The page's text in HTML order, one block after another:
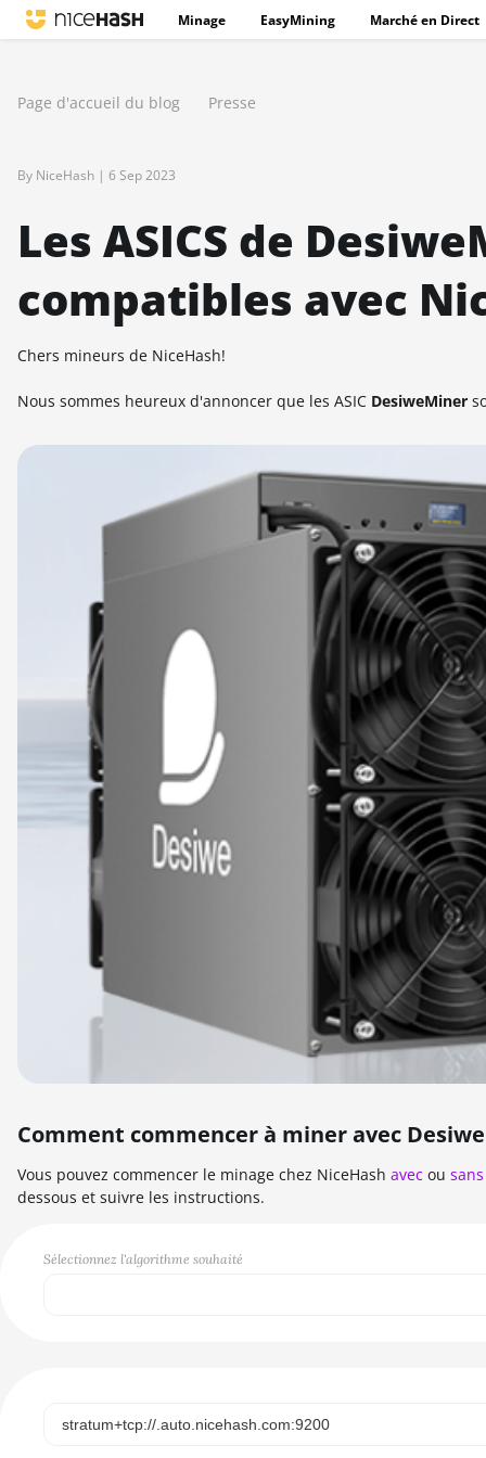
Minage EasyMining Marché en Direct
Page d'accueil du blog Presse
By NiceHash | 6 Sep 2023
Les ASICS de
compatibles avec
Chers mineurs de NiceHash!
Nous sommes heureux d'annoncer que les ASIC DesiweMiner
Comment commencer à miner avec
Vous pouvez commencer le minage chez NiceHash avec ou sans
dessous et suivre les instructions.
Sélectionnez l'algorithme souhaité
SHA256ASICBOOST